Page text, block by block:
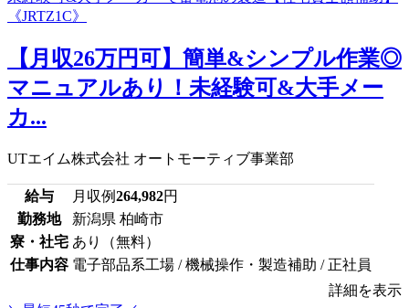
【月収26万円可】簡単&シンプル作業◎
マニュアルあり！未経験可&大手メー
カ...
UTエイム株式会社 オートモーティブ事業部
給与 月収例264,982円
勤務地
新潟県 柏崎市
寮・社宅 あり（無料）
仕事内容 電子部品系工場 / 機械操作・製造補助 / 正社員
詳細を表示